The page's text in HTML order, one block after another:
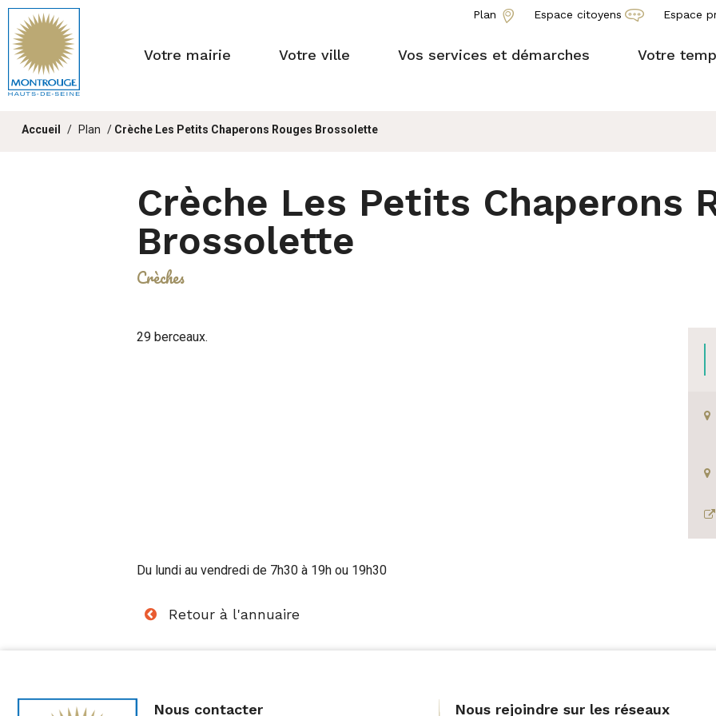
Fenêtre
de
chat
Plan Espace citoyens Espace
Votre mairie Votre ville Vos services et démarches Votre
Vous
Accueil Plan Crèche Les Petits Chaperons Rouges Brossolette
Crèche Les Petits Chaperons
Brossolette
Crèches
29 berceaux.
Du lundi au vendredi de 7h30 à 19h ou 19h30
Retour à l'annuaire
Nous contacter Nous rejoindre sur les réseaux